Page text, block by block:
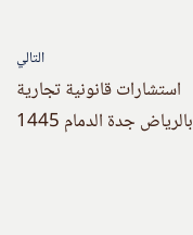
التالي
استشارات قانونية تجارية
بالرياض جدة الدمام 1445